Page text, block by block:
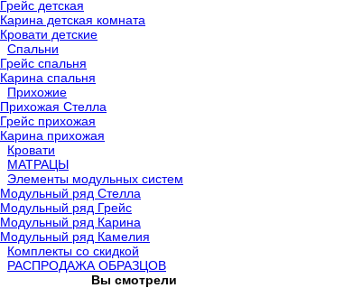
Грейс детская
Карина детская комната
Кровати детские
Спальни
Грейс спальня
Карина спальня
Прихожие
Прихожая Стелла
Грейс прихожая
Карина прихожая
Кровати
МАТРАЦЫ
Элементы модульных систем
Модульный ряд Стелла
Модульный ряд Грейс
Модульный ряд Карина
Модульный ряд Камелия
Комплекты со скидкой
РАСПРОДАЖА ОБРАЗЦОВ
Вы смотрели